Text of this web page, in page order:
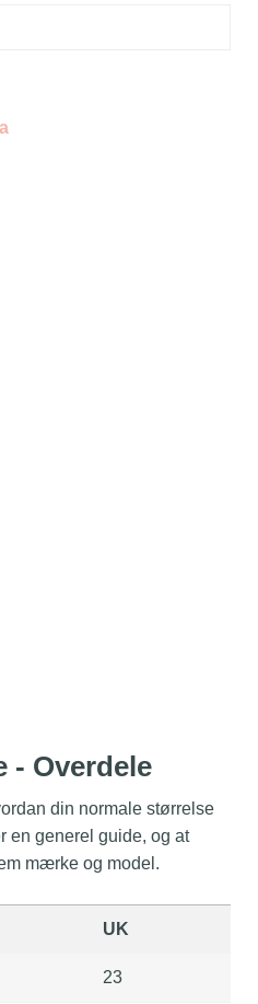
- Overdele
din normale størrelse
en generel guide, og at
mærke og model.
UK
23